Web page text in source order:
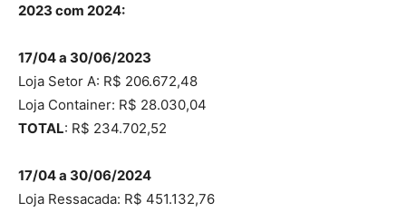
2023 com 2024:
17/04 a 30/06/2023
Loja Setor A: R$ 206.672,48
Loja Container: R$ 28.030,04
TOTAL: R$ 234.702,52
17/04 a 30/06/2024
Loja Ressacada: R$ 451.132,76